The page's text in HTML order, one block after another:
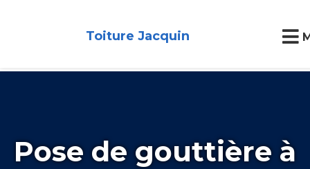
Toiture Jacquin
Pose de gouttière à